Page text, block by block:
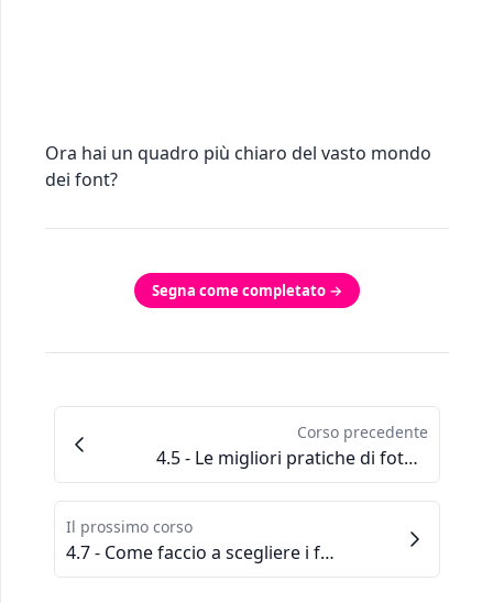
Ora hai un quadro più chiaro del vasto mondo
dei font?
Segna come completato →
Corso precedente
4.5 - Le migliori pratiche di fotografia dei prodotti per incrementare le vendite
Il prossimo corso
4.7 - Come faccio a scegliere i font giusti per i miei progetti?